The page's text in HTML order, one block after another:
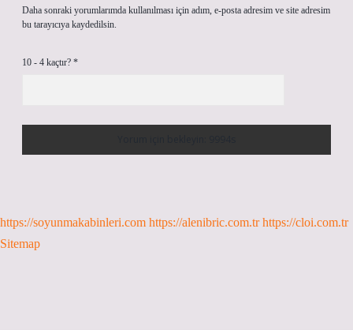
Daha sonraki yorumlarımda kullanılması için adım, e-posta adresim ve site adresim
bu tarayıcıya kaydedilsin.
10 - 4 kaçtır? *
https://soyunmakabinleri.com https://alenibric.com.tr https://cloi.com.tr
Sitemap